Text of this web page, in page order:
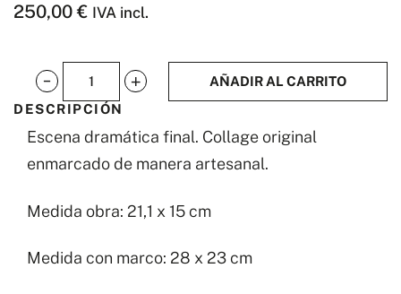
250,00€ IVA incl.
Escena
dramática
final
cantidad
AÑADIR AL CARRITO
DESCRIPCIÓN
Escena dramática final. Collage original
enmarcado de manera artesanal.
Medida obra: 21,1 x 15 cm
Medida con marco: 28 x 23 cm